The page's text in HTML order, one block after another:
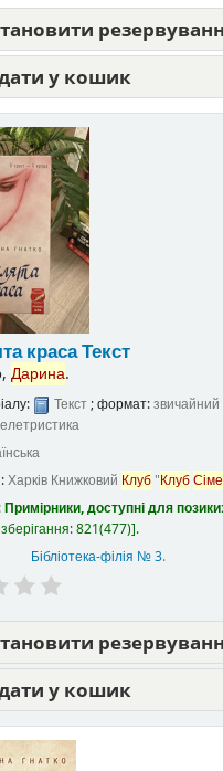
у кошик
красаТекст
Дарина.
Текст; формат:звичайний
Харків Книжковий Клуб"Клуб
Примірники, доступні для позики:
821(477) .
Бібліотека-філія № 3.
у кошик